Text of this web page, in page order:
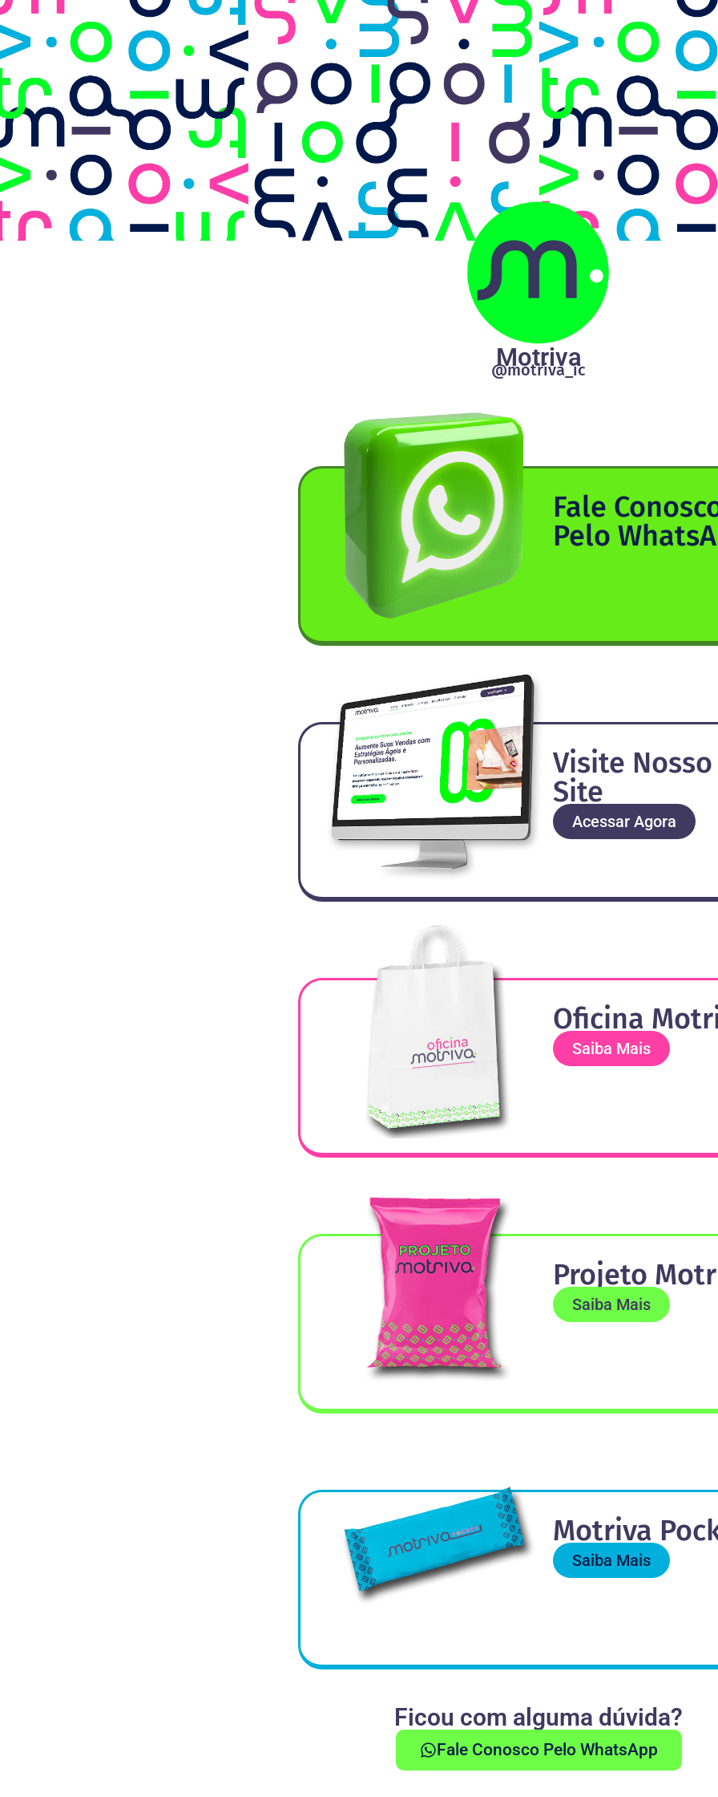
Motriva
@motriva_ic
Fale
Pelo
Visite Nosso
Site
Acessar Agora
Oficina
Saiba Mais
Projeto
Saiba Mais
Motriva
Saiba Mais
Ficou com alguma dúvida?
Fale Conosco Pelo WhatsApp